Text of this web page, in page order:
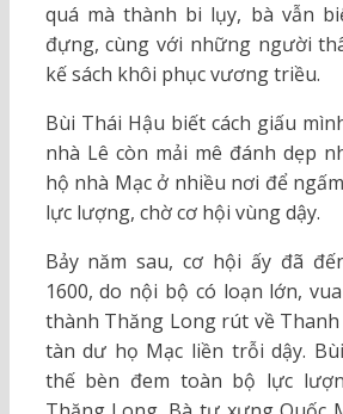
quá mà thành bi lụy, bà vẫn
đựng, cùng với những người
kế sách khôi phục vương triều.
Bùi Thái Hậu biết cách giấu
nhà Lê còn mải mê đánh dẹp
hộ nhà Mạc ở nhiều nơi để
lực lượng, chờ cơ hội vùng dậy.
Bảy năm sau, cơ hội ấy đã
1600, do nội bộ có loạn lớn,
thành Thăng Long rút về Thanh
tàn dư họ Mạc liền trỗi dậy.
thế bèn đem toàn bộ lực